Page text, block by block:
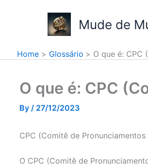
Mude de
Home Glossário O que é: CPC
O que é: CPC
By / 27/12/2023
CPC (Comitê de Pronunciamentos
O CPC (Comitê de